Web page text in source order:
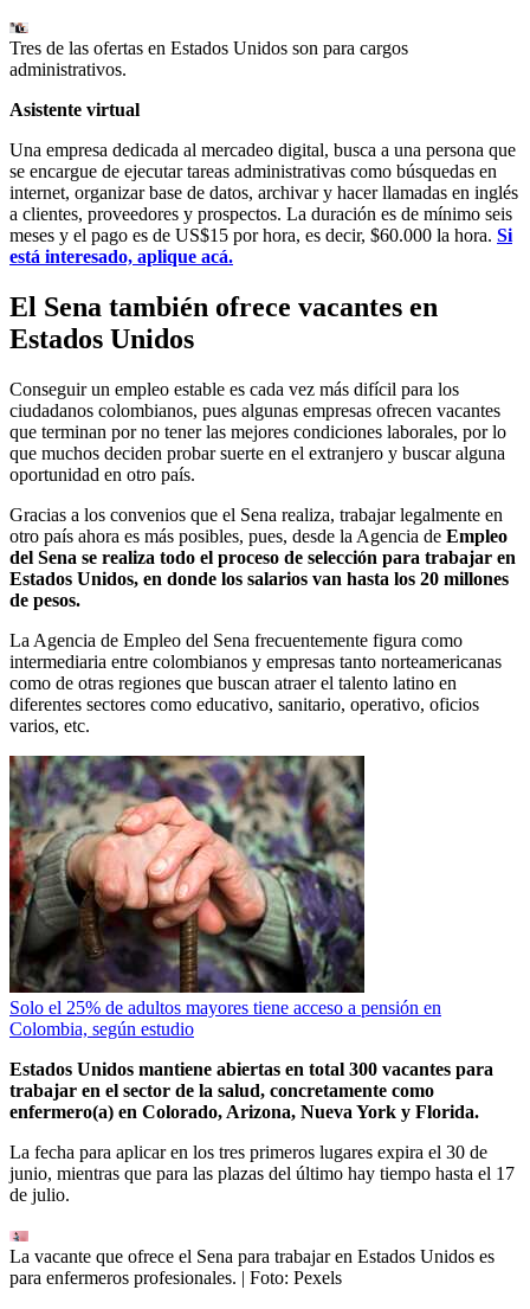
Tres de las ofertas en Estados Unidos son para cargos
administrativos.
Asistente virtual
Una empresa dedicada al mercadeo digital, busca a una persona que
se encargue de ejecutar tareas administrativas como búsquedas en
internet, organizar base de datos, archivar y hacer llamadas en inglés
a clientes, proveedores y prospectos. La duración es de mínimo seis
meses y el pago es de US$15 por hora, es decir, $60.000 la hora. Si
está interesado, aplique acá.
El Sena también ofrece vacantes en
Estados Unidos
Conseguir un empleo estable es cada vez más difícil para los
ciudadanos colombianos, pues algunas empresas ofrecen vacantes
que terminan por no tener las mejores condiciones laborales, por lo
que muchos deciden probar suerte en el extranjero y buscar alguna
oportunidad en otro país.
Gracias a los convenios que el Sena realiza, trabajar legalmente en
otro país ahora es más posibles, pues, desde la Agencia de Empleo
del Sena se realiza todo el proceso de selección para trabajar en
Estados Unidos, en donde los salarios van hasta los 20 millones
de pesos.
La Agencia de Empleo del Sena frecuentemente figura como
intermediaria entre colombianos y empresas tanto norteamericanas
como de otras regiones que buscan atraer el talento latino en
diferentes sectores como educativo, sanitario, operativo, oficios
varios, etc.
Solo el 25% de adultos mayores tiene acceso a pensión en
Colombia, según estudio
Estados Unidos mantiene abiertas en total 300 vacantes para
trabajar en el sector de la salud, concretamente como
enfermero(a) en Colorado, Arizona, Nueva York y Florida.
La fecha para aplicar en los tres primeros lugares expira el 30 de
junio, mientras que para las plazas del último hay tiempo hasta el 17
de julio.
La vacante que ofrece el Sena para trabajar en Estados Unidos es
para enfermeros profesionales. | Foto: Pexels